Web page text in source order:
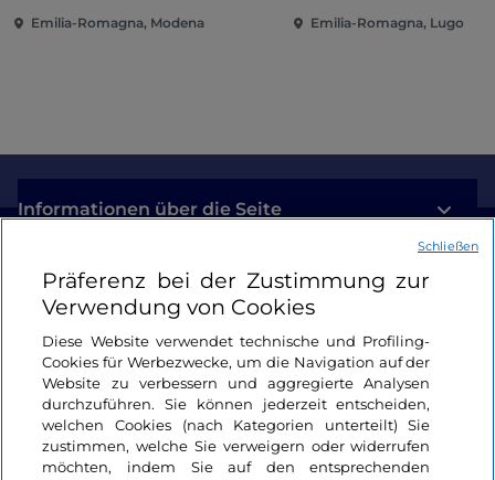
Emilia-Romagna, Modena Emilia-Romagna, Lugo
Informationen über die Seite
Nützliche Links
Login
Bleiben wir in Kontakt
Präferenz bei der Zustimmung zur
Verwendung von Cookies
Diese Website verwendet technische und Profiling-
Cookies für Werbezwecke, um die Navigation auf der
Website zu verbessern und aggregierte Analysen
durchzuführen. Sie können jederzeit entscheiden,
welchen Cookies (nach Kategorien unterteilt) Sie
zustimmen, welche Sie verweigern oder widerrufen
möchten, indem Sie auf den entsprechenden
Schließen